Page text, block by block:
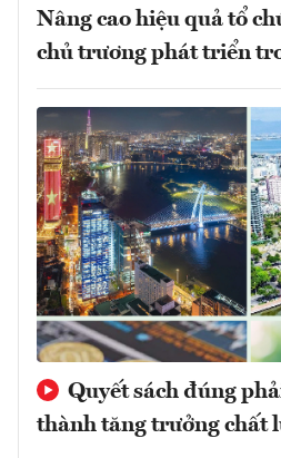
Nâng cao hiệu quả tổ
chủ trương phát triển
Quyết sách đúng
thành tăng trưởng chất